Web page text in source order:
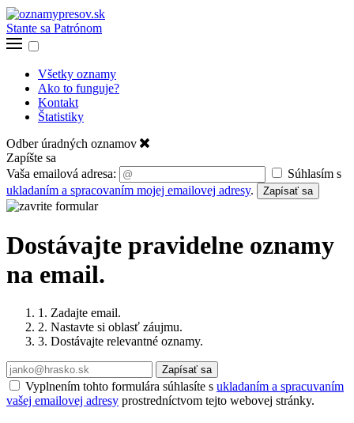
Stante sa Patrónom
Všetky oznamy
Ako to funguje?
Kontakt
Štatistiky
Odber úradných oznamov
Zapíšte sa
Vaša emailová adresa:
Súhlasím s
ukladaním a spracovaním mojej emailovej adresy. Zapísať sa
Dostávajte pravidelne oznamy
na email.
1. Zadajte email.
2. Nastavte si oblasť záujmu.
3. Dostávajte relevantné oznamy.
Zapísať sa
Vyplnením tohto formulára súhlasíte s ukladaním a spracuvaním
vašej emailovej adresy prostredníctvom tejto webovej stránky.